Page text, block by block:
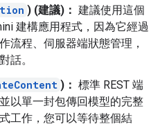
) (建議)： 建議使用這個
建構應用程式，因為它經過
流程、伺服器端狀態管理，
話。
)： 標準 REST 端
以單一封包傳回模型的完整
工作，您可以等待整個結